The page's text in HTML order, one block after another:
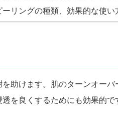
リングの種類、効果的な使い
助けます。肌のターンオー
を良くするためにも効果的で